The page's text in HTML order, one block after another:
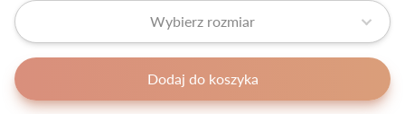
Wybierz rozmiar
Dodaj do koszyka